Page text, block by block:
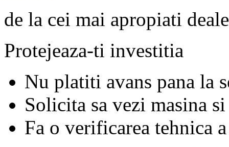
de la cei mai apropiati
Protejeaza-ti investitia
Nu platiti avans pana la
Solicita sa vezi masina si
Fa o verificarea tehnica